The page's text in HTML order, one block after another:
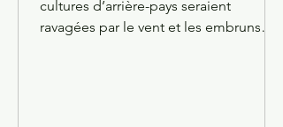
cultures d’arrière-pays seraient
ravagées par le vent et les embruns